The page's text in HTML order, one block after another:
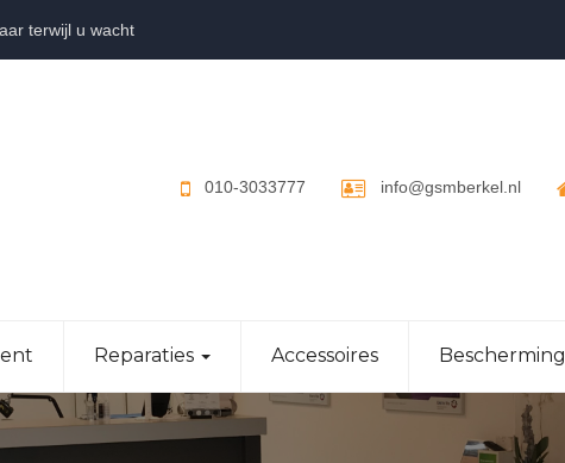
terwijl u wacht
010-3033777 info@gsmberkel.nl
Reparaties Accessoires Bescherming